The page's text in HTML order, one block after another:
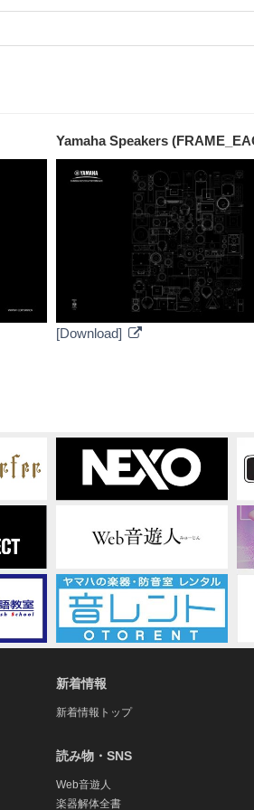
Yamaha Speakers
[Download]
新着情報
新着情報トップ
読み物・SNS
Web音遊人
楽器解体全書